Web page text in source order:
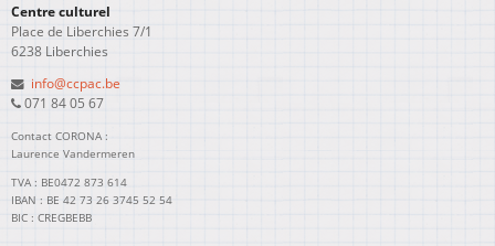
Centre culturel
Place de Liberchies 7/1
6238 Liberchies
info@ccpac.be
071 84 05 67
Contact CORONA :
Laurence Vandermeren
TVA : BE0472 873 614
IBAN : BE 42 73 26 3745 52 54
BIC : CREGBEBB